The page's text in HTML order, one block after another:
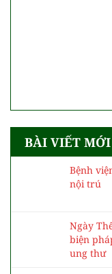
BÀI VIẾT
Bệnh
nội trú
Ngày
biện
ung thư